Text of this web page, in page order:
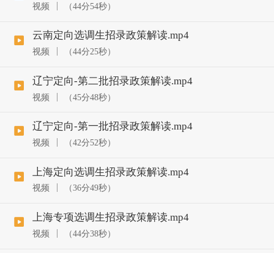
视频 （44分54秒）
云南定向选调生招录政策解读.mp4
视频 （44分25秒）
辽宁定向-第二批招录政策解读.mp4
视频 （45分48秒）
辽宁定向-第一批招录政策解读.mp4
视频 （42分52秒）
上海定向选调生招录政策解读.mp4
视频 （36分49秒）
上海专项选调生招录政策解读.mp4
视频 （44分38秒）